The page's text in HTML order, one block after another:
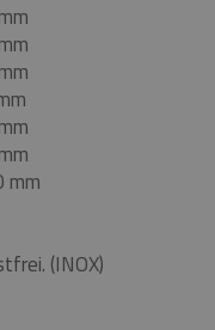
mm
(INOX)